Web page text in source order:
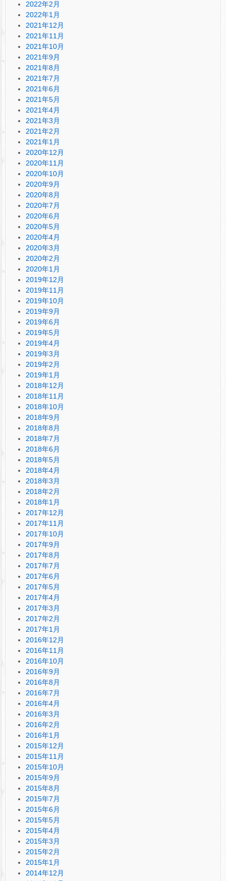
2022年2月
2022年1月
2021年12月
2021年11月
2021年10月
2021年9月
2021年8月
2021年7月
2021年6月
2021年5月
2021年4月
2021年3月
2021年2月
2021年1月
2020年12月
2020年11月
2020年10月
2020年9月
2020年8月
2020年7月
2020年6月
2020年5月
2020年4月
2020年3月
2020年2月
2020年1月
2019年12月
2019年11月
2019年10月
2019年9月
2019年6月
2019年5月
2019年4月
2019年3月
2019年2月
2019年1月
2018年12月
2018年11月
2018年10月
2018年9月
2018年8月
2018年7月
2018年6月
2018年5月
2018年4月
2018年3月
2018年2月
2018年1月
2017年12月
2017年11月
2017年10月
2017年9月
2017年8月
2017年7月
2017年6月
2017年5月
2017年4月
2017年3月
2017年2月
2017年1月
2016年12月
2016年11月
2016年10月
2016年9月
2016年8月
2016年7月
2016年4月
2016年3月
2016年2月
2016年1月
2015年12月
2015年11月
2015年10月
2015年9月
2015年8月
2015年7月
2015年6月
2015年5月
2015年4月
2015年3月
2015年2月
2015年1月
2014年12月